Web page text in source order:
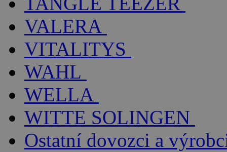
VALERA
VITALITYS
WAHL
WELLA
WITTE SOLINGEN
Ostatní dovozci a